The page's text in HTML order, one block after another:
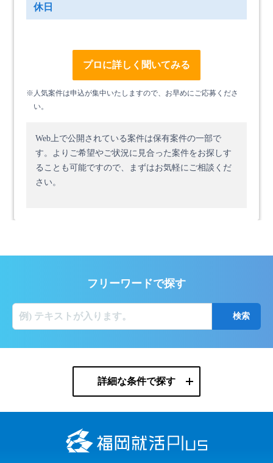
休日
プロに詳しく聞いてみる
※人気案件は申込が集中いたしますので、お早めにご応募くださ
い。
Web上で公開されている案件は保有案件の一部で
す。 よりご希望やご状況に見合った案件をお探しす
ることも可能ですので、まずはお気軽にご相談くだ
さい。
フリーワードで探す
詳細な条件で探す